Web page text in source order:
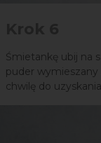
Śmietankę ubij na
puder
chwilę do